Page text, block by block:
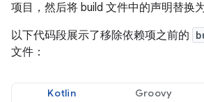
项目，然后将 build 文件中的声明替换
以下代码段展示了移除依赖项之前的
文件：
Kotlin Groovy